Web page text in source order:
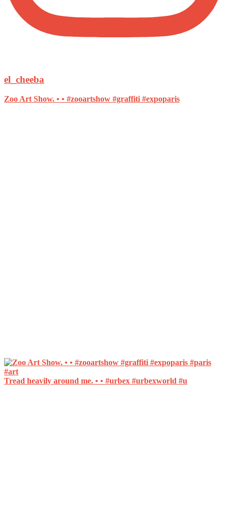
el_cheeba
Zoo Art Show. • • #zooartshow #graffiti #expoparis
Tread heavily around me. • • #urbex #urbexworld #u